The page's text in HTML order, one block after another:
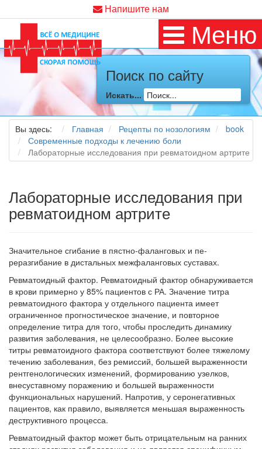
Напишите нам
Меню
Поиск по сайту
Искать...
Вы здесь: Главная Рецепты по нозологиям
book
Современные подходы к лечению боли
Лабораторные исследования при ревматоидном артрите
Лабораторные исследования при
ревматоидном артрите
Значительное сгибание в пястно-фаланговых и пе­
реразгибание в дистальных межфаланговых суставах.
Ревматоидный фактор. Ревматоид­ный фактор обнаруживается
в крови примерно у 85% пациентов с РА. Значение титра
ревма­тоидного фактора у отдельного пациента име­ет
ограниченное прогностическое значение, и повторное
определение титра для того, чтобы проследить динамику
развития заболевания, не целесообразно. Более высокие
титры рев­матоидного фактора соответствуют более тя­желому
течению заболевания, без ремиссий, большей выраженности
рентгенологических изменений, формированию узелков,
внесуставному поражению и большей выраженно­сти
функциональных нарушений. Напротив, у серонегативных
пациентов, как правило, вы­является меньшая выраженность
деструктив­ного процесса.
Ревматоидный фактор может быть отрицательным на ранних